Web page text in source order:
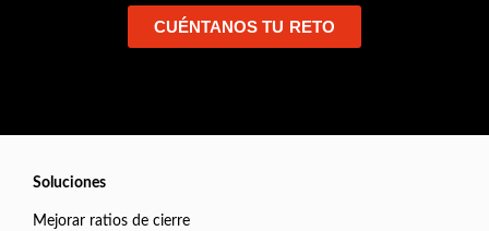
CUÉNTANOS TU RETO
Soluciones
Mejorar ratios de cierre